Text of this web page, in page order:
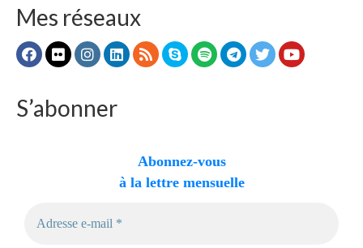
Mes réseaux
S’abonner
Abonnez-vous
à la lettre mensuelle